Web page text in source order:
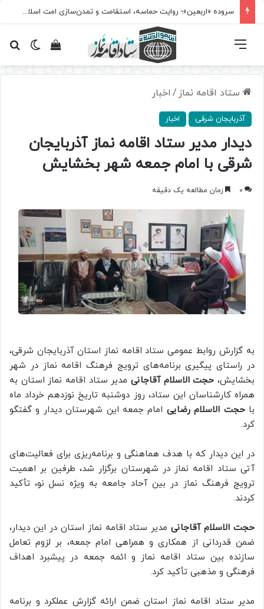
سروده‌ «اربعین»؛ روایت حماسه، استقامت و تمدن‌سازی امت اسلامی
تغییرمشاهده فهرست
ستاد اقامه نماز / اخبار
آذربایجان شرقی اخبار
دیدار مدیر ستاد اقامه نماز آذربایجان
شرقی با امام جمعه شهر بخشایش
0 زمان مطالعه یک دقیقه
به گزارش روابط عمومی ستاد اقامه نماز استان آذربایجان شرقی،
در راستای پیگیری برنامه‌های ترویج فرهنگ اقامه نماز در شهر
بخشایش، حجت الاسلام آقاجانی مدیر ستاد اقامه نماز استان به
همراه کارشناسان این ستاد، روز دوشنبه تاریخ نوزدهم خرداد ماه
با حجت الاسلام رضایی امام جمعه این شهرستان دیدار و گفتگو
کرد.
در این دیدار که با هدف هماهنگی و برنامه‌ریزی برای فعالیت‌های
آتی ستاد اقامه نماز در شهرستان برگزار شد، طرفین بر اهمیت
ترویج فرهنگ نماز در بین آحاد جامعه به ویژه نسل نو، تأکید
کردند.
حجت الاسلام آقاجانیمدیر ستاد اقامه نماز استان در این دیدار،
ضمن قدردانی از همکاری و همراهی امام جمعه، بر لزوم تعامل
سازنده بین ستاد اقامه نماز و ائمه جمعه در پیشبرد اهداف
فرهنگی و مذهبی تأکید کرد.
مدیر ستاد اقامه نماز استان ضمن ارائه گزارش عملکرد و برنامه